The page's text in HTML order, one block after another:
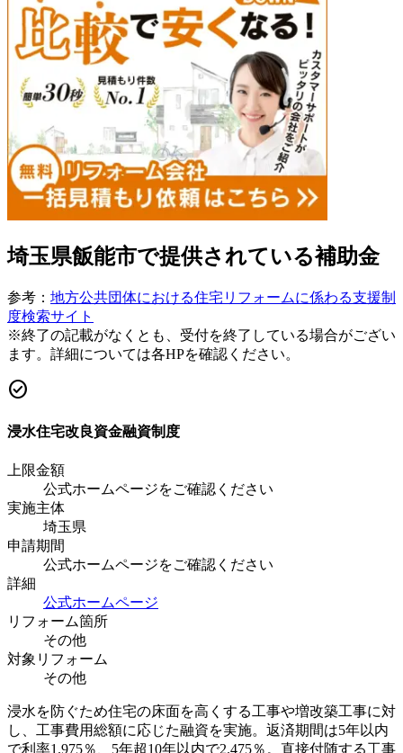
埼玉県飯能市で提供されている補助金
参考： 地方公共団体における住宅リフォームに係わる支援制
度検索サイト
※終了の記載がなくとも、受付を終了している場合がござい
ます。詳細については各HPを確認ください。
check_circle
浸水住宅改良資金融資制度
上限金額
公式ホームページをご確認ください
実施主体
埼玉県
申請期間
公式ホームページをご確認ください
詳細
公式ホームページ
リフォーム箇所
その他
対象リフォーム
その他
浸水を防ぐため住宅の床面を高くする工事や増改築工事に対
し、工事費用総額に応じた融資を実施。返済期間は5年以内
で利率1.975％、5年超10年以内で2.475％。直接付随する工事